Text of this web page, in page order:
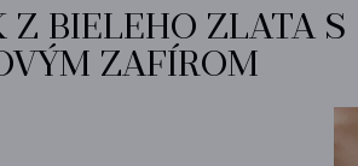
Z BIELEHO ZLATA S
ZAFÍROM